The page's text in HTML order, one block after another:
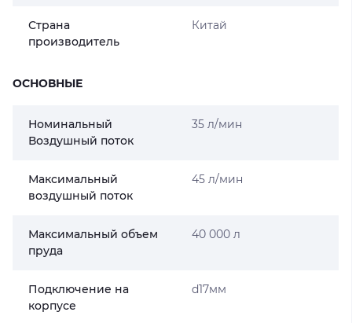
Страна
производитель
Китай
ОСНОВНЫЕ
Номинальный
Воздушный поток
35 л/мин
Максимальный
воздушный поток
45 л/мин
Максимальный объем
пруда
40 000 л
Подключение на
корпусе
d17мм